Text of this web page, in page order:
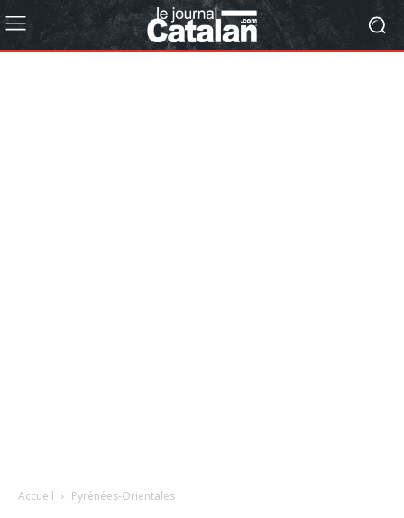
Accueil Pyrénées-Orientales